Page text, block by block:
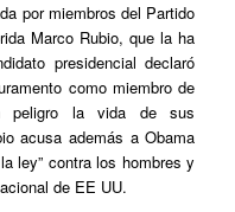
por miembros del Partido
Marco Rubio, que la ha
presidencial declaró
como miembro de
peligro la vida de sus
acusa además a Obama
ley” contra los hombres y
de EE UU.